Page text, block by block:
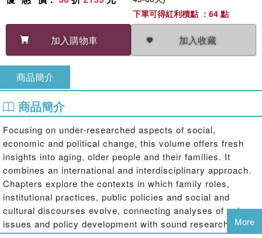
加入購物車 加入收藏
下單可得紅利積點 ：64 點
商品簡介
商品簡介
Focusing on under-researched aspects of social,
economic and political change, this volume offers fresh
insights into aging, older people and their families. It
combines an international and interdisciplinary approach.
Chapters explore the contexts in which family roles,
institutional practices, public policies and social and
cultural discourses evolve, connecting analyses of aging
issues and policy development with sound research
More